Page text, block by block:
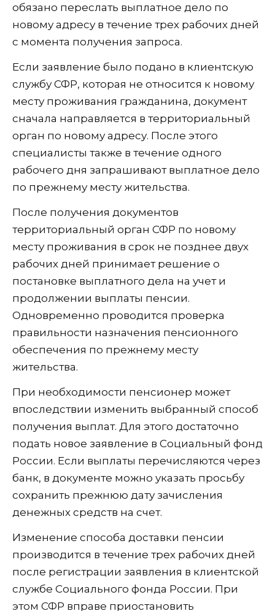
обязано переслать выплатное дело по
новому адресу в течение трех рабочих дней
с момента получения запроса.
Если заявление было подано в клиентскую
службу СФР, которая не относится к новому
месту проживания гражданина, документ
сначала направляется в территориальный
орган по новому адресу. После этого
специалисты также в течение одного
рабочего дня запрашивают выплатное дело
по прежнему месту жительства.
После получения документов
территориальный орган СФР по новому
месту проживания в срок не позднее двух
рабочих дней принимает решение о
постановке выплатного дела на учет и
продолжении выплаты пенсии.
Одновременно проводится проверка
правильности назначения пенсионного
обеспечения по прежнему месту
жительства.
При необходимости пенсионер может
впоследствии изменить выбранный способ
получения выплат. Для этого достаточно
подать новое заявление в Социальный фонд
России. Если выплаты перечисляются через
банк, в документе можно указать просьбу
сохранить прежнюю дату зачисления
денежных средств на счет.
Изменение способа доставки пенсии
производится в течение трех рабочих дней
после регистрации заявления в клиентской
службе Социального фонда России. При
этом СФР вправе приостановить